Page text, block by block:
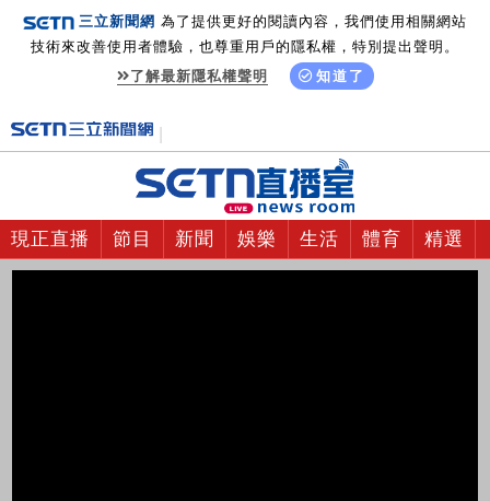
三立新聞網 為了提供更好的閱讀內容，我們使用相關網站
技術來改善使用者體驗，也尊重用戶的隱私權，特別提出聲明。
了解最新隱私權聲明
知道了
現正直播 節目 新聞 娛樂 生活 體育 精選